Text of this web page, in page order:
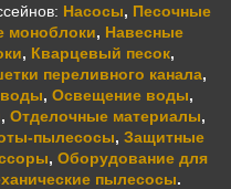
Насосы, Песочные
моноблоки, Навесные
, Кварцевый песок,
переливного канала,
, Освещение воды,
, Отделочные материалы,
пылесосы, Защитные
, Оборудование для
пылесосы.